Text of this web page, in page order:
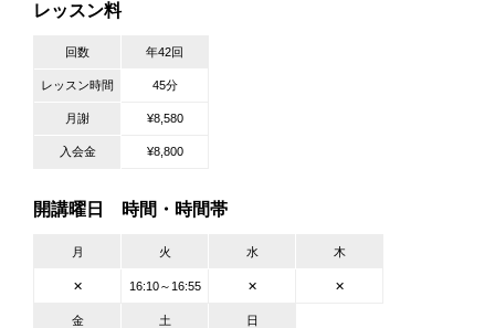
レッスン料
回数 年42回
レッスン時間 45分
月謝 ¥8,580
入会金 ¥8,800
開講曜日 時間・時間帯
月 火 水 木
✕ 16:10～16:55 ✕ ✕
金 土 日